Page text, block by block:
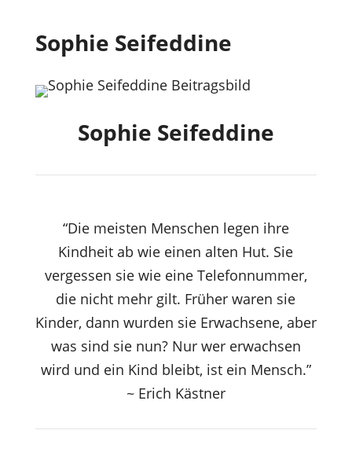
Sophie Seifeddine
Sophie Seifeddine
“Die meisten Menschen legen ihre
Kindheit ab wie einen alten Hut. Sie
vergessen sie wie eine Telefonnummer,
die nicht mehr gilt. Früher waren sie
Kinder, dann wurden sie Erwachsene, aber
was sind sie nun? Nur wer erwachsen
wird und ein Kind bleibt, ist ein Mensch.”
~ Erich Kästner